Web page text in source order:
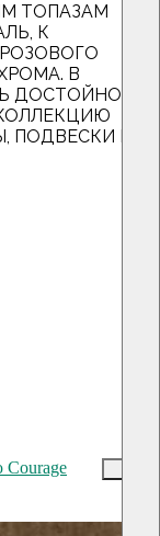
ТОПАЗАМ
К
В
ДОСТОЙНО
ПОДВЕСКИ И
Courage